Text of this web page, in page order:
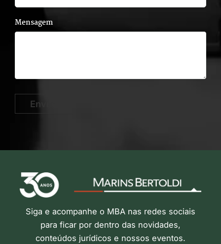
Mensagem
Enviar
Siga e acompanhe o MBA nas redes sociais
para ficar por dentro das novidades,
conteúdos jurídicos e nossos eventos.